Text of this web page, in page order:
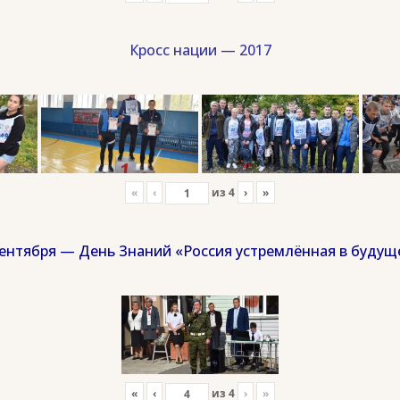
Кросс нации — 2017
« ‹ из 4 › »
— День Знаний «Россия устремлённая в
« ‹ из 4 › »